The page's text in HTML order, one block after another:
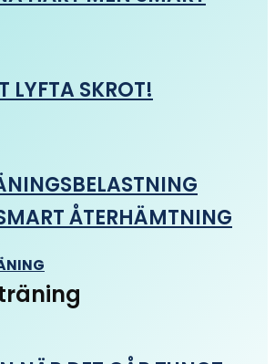
LYFTA SKROT!
ÅTERHÄMTNING